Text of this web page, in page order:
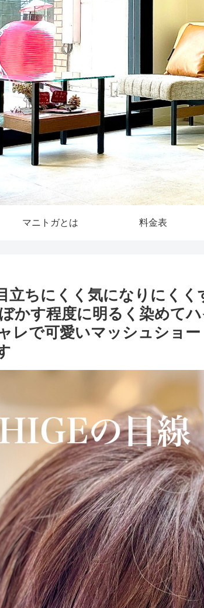
マニトガとは 料金表
立ちにくく気になりにくく
かす程度に明るく染めて
レで可愛いマッシュショー